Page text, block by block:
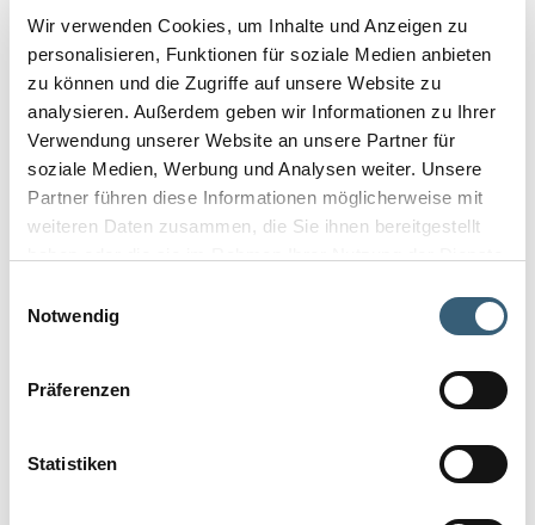
Wir verwenden Cookies, um Inhalte und Anzeigen zu
personalisieren, Funktionen für soziale Medien anbieten
zu können und die Zugriffe auf unsere Website zu
analysieren. Außerdem geben wir Informationen zu Ihrer
Verwendung unserer Website an unsere Partner für
soziale Medien, Werbung und Analysen weiter. Unsere
Partner führen diese Informationen möglicherweise mit
weiteren Daten zusammen, die Sie ihnen bereitgestellt
Notwendig
Präferenzen
Statistiken